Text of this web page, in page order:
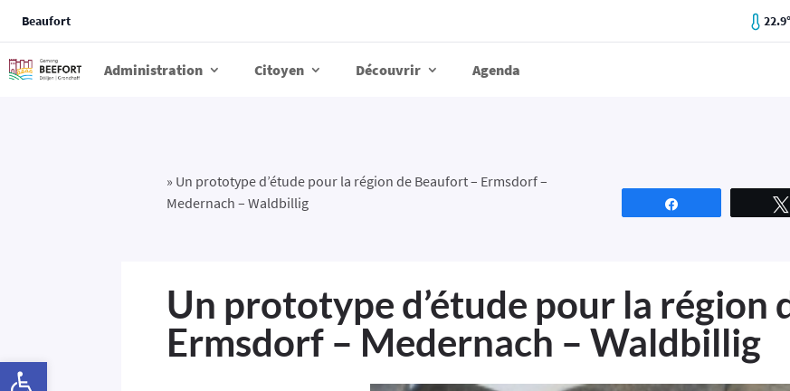
Ouvrir la barre d’outils
Beaufort
Administration Citoyen Découvrir Agenda
» Un prototype d’étude pour la région de Beaufort – Ermsdorf –
Medernach – Waldbillig
Un prototype d’étude pour la région
Ermsdorf – Medernach – Waldbillig